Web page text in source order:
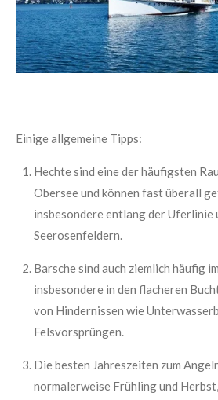
Einige allgemeine Tipps:
Hechte sind eine der häufigsten
Obersee und können fast überall
insbesondere entlang der Uferlinie
Seerosenfeldern.
Barsche sind auch ziemlich häufig
insbesondere in den flacheren
von Hindernissen wie
Felsvorsprüngen.
Die besten Jahreszeiten zum
normalerweise Frühling und